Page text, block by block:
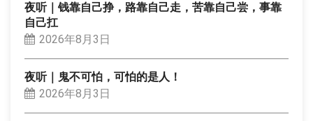
夜听｜钱靠自己挣，路靠自己走，苦靠自己尝，事靠
自己扛
2026年8月3日
夜听｜鬼不可怕，可怕的是人！
2026年8月3日